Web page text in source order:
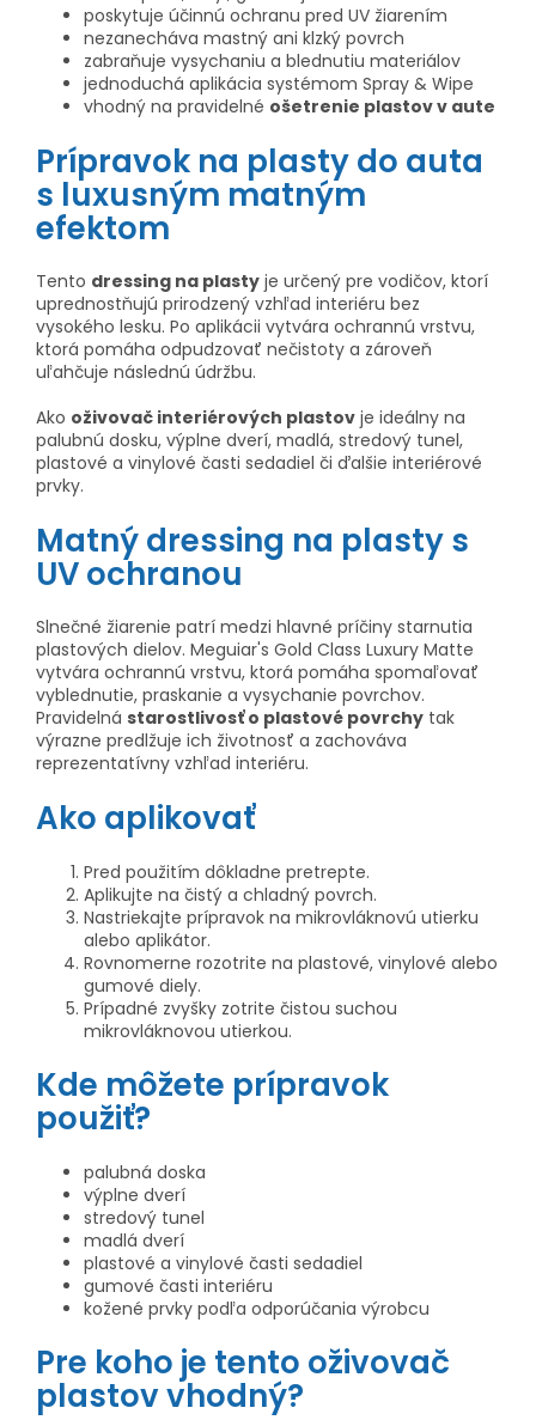
poskytuje účinnú ochranu pred UV žiarením
nezanecháva mastný ani klzký povrch
zabraňuje vysychaniu a blednutiu materiálov
jednoduchá aplikácia systémom Spray & Wipe
vhodný na pravidelné ošetrenie plastov v aute
Prípravok na plasty do auta
s luxusným matným
efektom
Tento dressing na plasty je určený pre vodičov, ktorí
uprednostňujú prirodzený vzhľad interiéru bez
vysokého lesku. Po aplikácii vytvára ochrannú vrstvu,
ktorá pomáha odpudzovať nečistoty a zároveň
uľahčuje následnú údržbu.
Ako oživovač interiérových plastov je ideálny na
palubnú dosku, výplne dverí, madlá, stredový tunel,
plastové a vinylové časti sedadiel či ďalšie interiérové
prvky.
Matný dressing na plasty s
UV ochranou
Slnečné žiarenie patrí medzi hlavné príčiny starnutia
plastových dielov. Meguiar's Gold Class Luxury Matte
vytvára ochrannú vrstvu, ktorá pomáha spomaľovať
vyblednutie, praskanie a vysychanie povrchov.
Pravidelná starostlivosť o plastové povrchy tak
výrazne predlžuje ich životnosť a zachováva
reprezentatívny vzhľad interiéru.
Ako aplikovať
Pred použitím dôkladne pretrepte.
Aplikujte na čistý a chladný povrch.
Nastriekajte prípravok na mikrovláknovú utierku
alebo aplikátor.
Rovnomerne rozotrite na plastové, vinylové alebo
gumové diely.
Prípadné zvyšky zotrite čistou suchou
mikrovláknovou utierkou.
Kde môžete prípravok
použiť?
palubná doska
výplne dverí
stredový tunel
madlá dverí
plastové a vinylové časti sedadiel
gumové časti interiéru
kožené prvky podľa odporúčania výrobcu
Pre koho je tento oživovač
plastov vhodný?